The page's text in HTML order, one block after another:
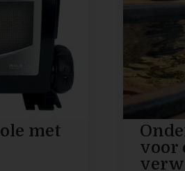
met
voor